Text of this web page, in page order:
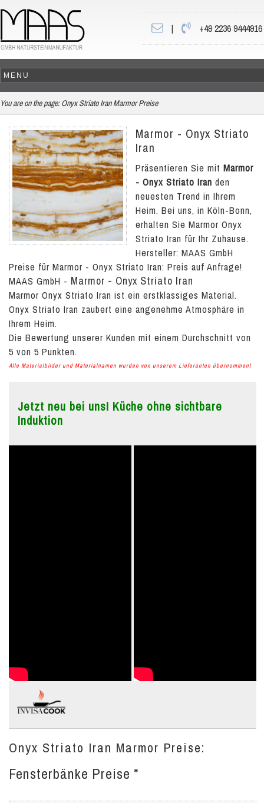
| +49 2236 9444916
You are on the page: Onyx Striato Iran Marmor Preise
Marmor - Onyx Striato
Iran
Präsentieren Sie mit Marmor
- Onyx Striato Iran den
neuesten Trend in Ihrem
Heim. Bei uns, in Köln-Bonn,
erhalten Sie Marmor Onyx
Striato Iran für Ihr Zuhause.
Hersteller: MAAS GmbH
Preise für Marmor - Onyx Striato Iran: Preis auf Anfrage!
MAAS GmbH - Marmor - Onyx Striato Iran
Marmor Onyx Striato Iran ist ein erstklassiges Material.
Onyx Striato Iran zaubert eine angenehme Atmosphäre in
Ihrem Heim.
Die Bewertung unserer Kunden mit einem Durchschnitt von
5 von 5 Punkten.
Alle Materialbilder und Materialnamen wurden von unserem Lieferanten übernommen!
Jetzt neu bei uns! Küche ohne sichtbare
Induktion
Onyx Striato Iran Marmor Preise:
Fensterbänke Preise *